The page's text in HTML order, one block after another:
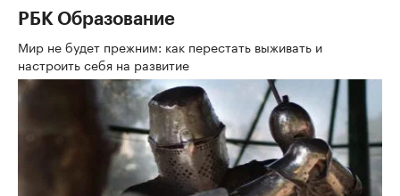
РБК Образование
Мир не будет прежним: как перестать выживать и
настроить себя на развитие